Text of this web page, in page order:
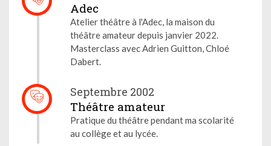
Adec
Atelier théâtre à l'Adec, la maison du
théâtre amateur depuis janvier 2022.
Masterclass avec Adrien Guitton, Chloé
Dabert.
Septembre 2002
Théâtre amateur
Pratique du théâtre pendant ma scolarité
au collège et au lycée.